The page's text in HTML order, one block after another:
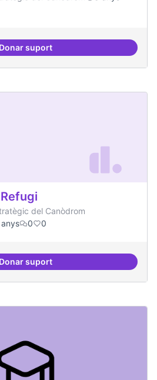
Donar suportModel exportable - guifinet a
del Canòdrom
anys 0 0
Donar suportProjecte Pilot - Refugi